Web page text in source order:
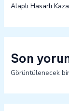
Alaplı Hasarlı
Son
Görüntülenecek